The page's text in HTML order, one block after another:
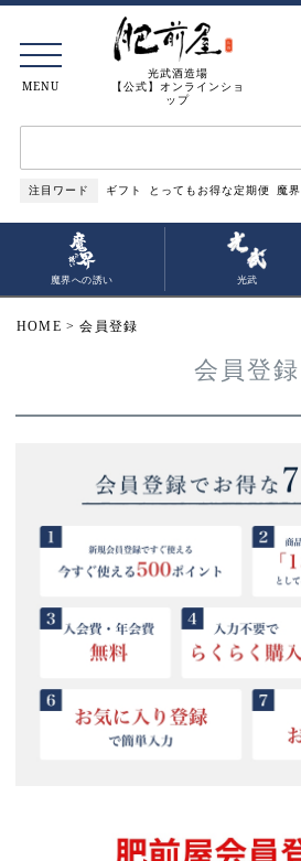
光武酒造場
【公式】オンラインショ
ップ
注目ワード ギフト とってもお得な定期便 魔界
MENU
魔界への誘い 光武
HOME 会員登録
会員登録